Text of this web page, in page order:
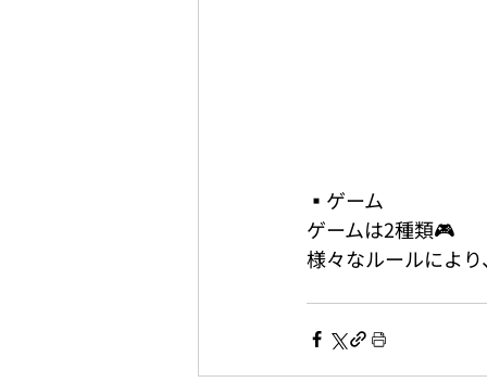
▪️ゲーム
ゲームは2種類🎮
様々なルールによ